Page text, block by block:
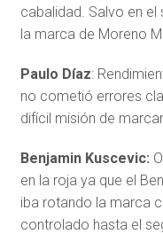
cabalidad. Salvo en
la marca de Moreno
Paulo Díaz:
no cometió errores
difícil misión de
Benjamin Kuscevic:
en la roja ya que el
iba rotando la marca
controlado hasta el